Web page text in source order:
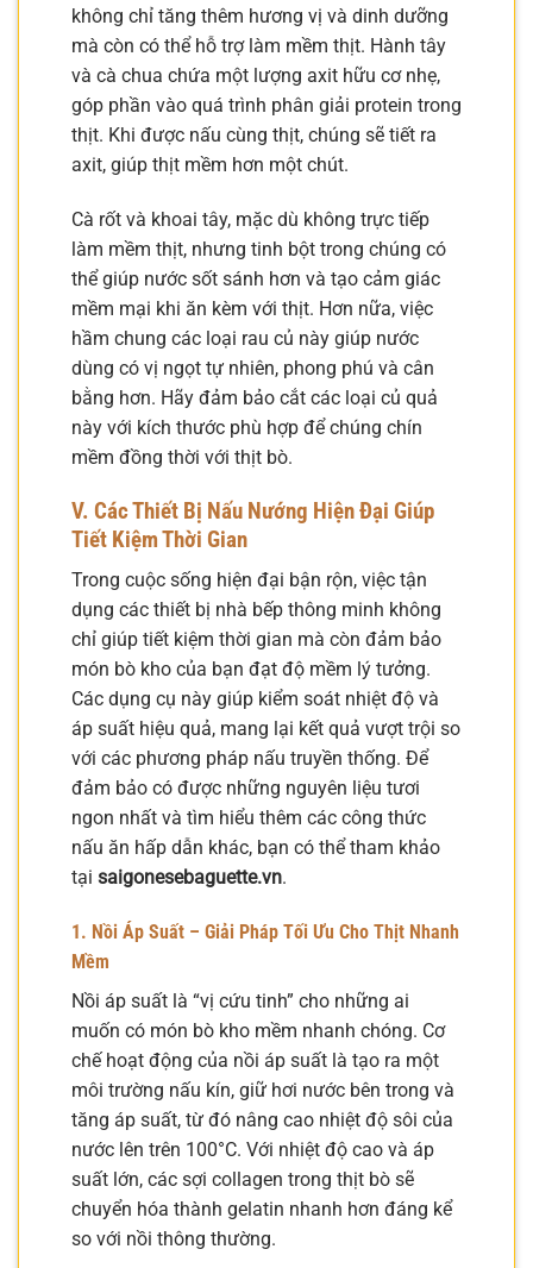
không chỉ tăng thêm hương vị và dinh dưỡng
mà còn có thể hỗ trợ làm mềm thịt. Hành tây
và cà chua chứa một lượng axit hữu cơ nhẹ,
góp phần vào quá trình phân giải protein trong
thịt. Khi được nấu cùng thịt, chúng sẽ tiết ra
axit, giúp thịt mềm hơn một chút.
Cà rốt và khoai tây, mặc dù không trực tiếp
làm mềm thịt, nhưng tinh bột trong chúng có
thể giúp nước sốt sánh hơn và tạo cảm giác
mềm mại khi ăn kèm với thịt. Hơn nữa, việc
hầm chung các loại rau củ này giúp nước
dùng có vị ngọt tự nhiên, phong phú và cân
bằng hơn. Hãy đảm bảo cắt các loại củ quả
này với kích thước phù hợp để chúng chín
mềm đồng thời với thịt bò.
V. Các Thiết Bị Nấu Nướng Hiện Đại Giúp
Tiết Kiệm Thời Gian
Trong cuộc sống hiện đại bận rộn, việc tận
dụng các thiết bị nhà bếp thông minh không
chỉ giúp tiết kiệm thời gian mà còn đảm bảo
món bò kho của bạn đạt độ mềm lý tưởng.
Các dụng cụ này giúp kiểm soát nhiệt độ và
áp suất hiệu quả, mang lại kết quả vượt trội so
với các phương pháp nấu truyền thống. Để
đảm bảo có được những nguyên liệu tươi
ngon nhất và tìm hiểu thêm các công thức
nấu ăn hấp dẫn khác, bạn có thể tham khảo
tại saigonesebaguette.vn.
1. Nồi Áp Suất – Giải Pháp Tối Ưu Cho Thịt Nhanh
Mềm
Nồi áp suất là “vị cứu tinh” cho những ai
muốn có món bò kho mềm nhanh chóng. Cơ
chế hoạt động của nồi áp suất là tạo ra một
môi trường nấu kín, giữ hơi nước bên trong và
tăng áp suất, từ đó nâng cao nhiệt độ sôi của
nước lên trên 100°C. Với nhiệt độ cao và áp
suất lớn, các sợi collagen trong thịt bò sẽ
chuyển hóa thành gelatin nhanh hơn đáng kể
so với nồi thông thường.